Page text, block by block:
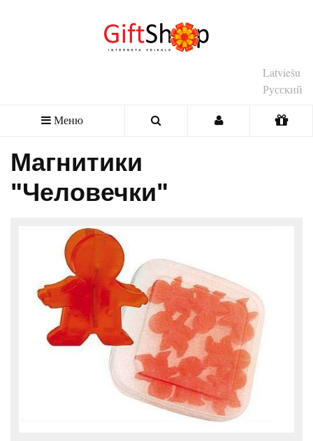
Latviešu
Русский
Меню
Магнитики
"Человечки"